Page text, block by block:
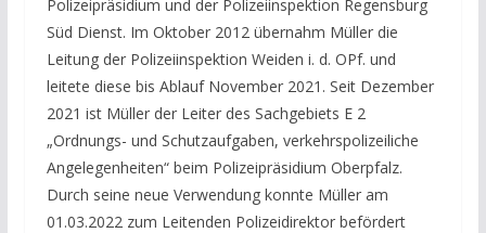
Polizeipräsidium und der Polizeiinspektion Regensburg
Süd Dienst. Im Oktober 2012 übernahm Müller die
Leitung der Polizeiinspektion Weiden i. d. OPf. und
leitete diese bis Ablauf November 2021. Seit Dezember
2021 ist Müller der Leiter des Sachgebiets E 2
„Ordnungs- und Schutzaufgaben, verkehrspolizeiliche
Angelegenheiten“ beim Polizeipräsidium Oberpfalz.
Durch seine neue Verwendung konnte Müller am
01.03.2022 zum Leitenden Polizeidirektor befördert